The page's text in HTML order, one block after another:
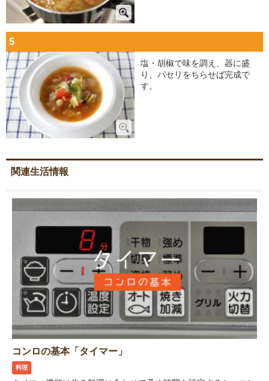
5
塩・胡椒で味を調え、器に盛
り、パセリをちらせば完成で
す。
関連生活情報
コンロの基本「タイマー」
料理